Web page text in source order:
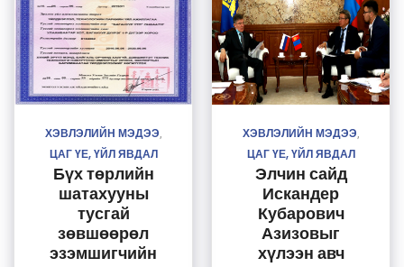
ХЭВЛЭЛИЙН МЭДЭЭ
ЦАГ ҮЕ, ҮЙЛ ЯВДАЛ
Бүх төрлийн
шатахууны
тусгай
зөвшөөрөл
эзэмшигчийн
ХЭВЛЭЛИЙН МЭДЭЭ
ЦАГ ҮЕ, ҮЙЛ ЯВДАЛ
Элчин сайд
Искандер
Кубарович
Азизовыг
хүлээн авч